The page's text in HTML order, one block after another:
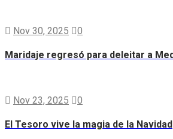
Nov 30, 2025 0
Maridaje regresó para deleitar a
Nov 23, 2025 0
El Tesoro vive la magia de la Navidad